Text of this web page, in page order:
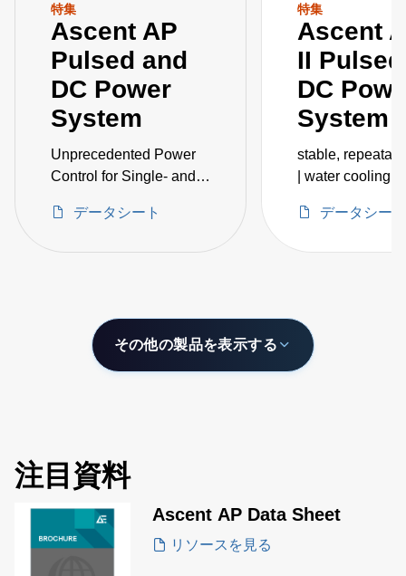
特集
Ascent AP
Pulsed and
DC Power
System
Unprecedented Power
Control for Single- and
Sputtering
データシート
特集
Ascent
II
DC
System
stable,
| water cooling |
intelligence
データシート
その他の製品を表示する
注目資料
Ascent AP Data Sheet
リソースを見る